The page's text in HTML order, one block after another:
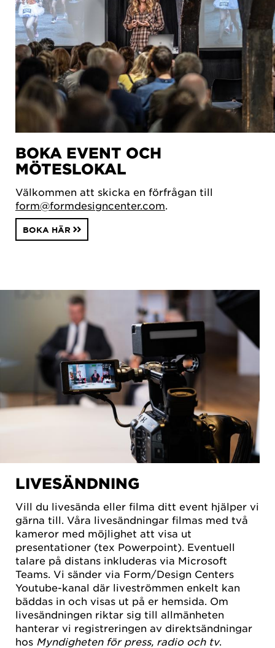
BOKA EVENT OCH
MÖTESLOKAL
Välkommen att skicka en förfrågan till
form@formdesigncenter.com
BOKA HÄR
LIVESÄNDNING
Vill du livesända eller filma ditt event hjälper vi
gärna till. Våra livesändningar filmas med två
kameror med möjlighet att visa ut
presentationer (tex Powerpoint). Eventuell
talare på distans inkluderas via Microsoft
Teams. Vi sänder via Form/Design Centers
Youtube-kanal där liveströmmen enkelt kan
bäddas in och visas ut på er hemsida. Om
livesändningen riktar sig till allmänheten
hanterar vi registreringen av direktsändningar
hos Myndigheten för press, radio och tv.